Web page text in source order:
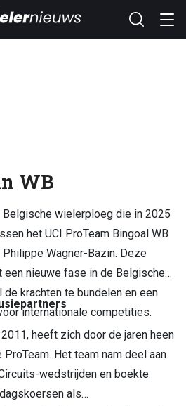
WB
Belgische wielerploeg die in 2025
het UCI ProTeam Bingoal WB
Wagner-Bazin. Deze
een nieuwe fase in de Belgische
krachten te bundelen en een
internationale competities.
heeft zich door de jaren heen
Het team nam deel aan
wedstrijden en boekte
als